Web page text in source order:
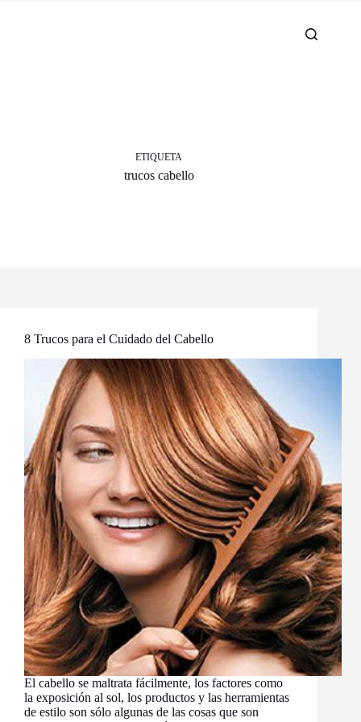
ETIQUETA
trucos cabello
8 Trucos para el Cuidado del Cabello
El cabello se maltrata fácilmente, los factores como
la exposición al sol, los productos y las herramientas
de estilo son sólo algunas de las cosas que son